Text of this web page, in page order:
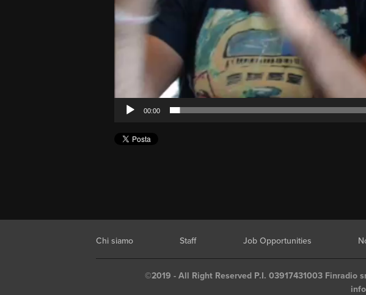
00:00
Chi siamo Staff Job Opportunities
©2019 - All Right Reserved P.I. 03917431003 Finradio